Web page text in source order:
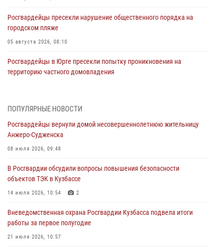
Росгвардейцы пресекли нарушение общественного порядка на
городском пляже
05 августа 2026, 08:10
Росгвардейцы в Юрге пресекли попытку проникновения на
территорию частного домовладения
Сотрудник кузбасского СОБР завоевал бронзу чемпионата России
04 августа 2026, 10:48
Кузбассовцы высоко оценили качество предоставления
04 августа 2026, 09:42
Росгвардейцы помогли разыскать троих юных путешественников из
Росгвардейцы задержали нарушителя общественного порядка в
ПОПУЛЯРНЫЕ НОВОСТИ
Росгвардейцы вернули домой несовершеннолетнюю жительницу
Анжеро-Судженска
08 июля 2026, 09:48
В Росгвардии обсудили вопросы повышения безопасности
объектов ТЭК в Кузбассе
14 июля 2026, 10:54 2
Вневедомственная охрана Росгвардии Кузбасса подвела итоги
работы за первое полугодие
21 июля 2026, 10:57